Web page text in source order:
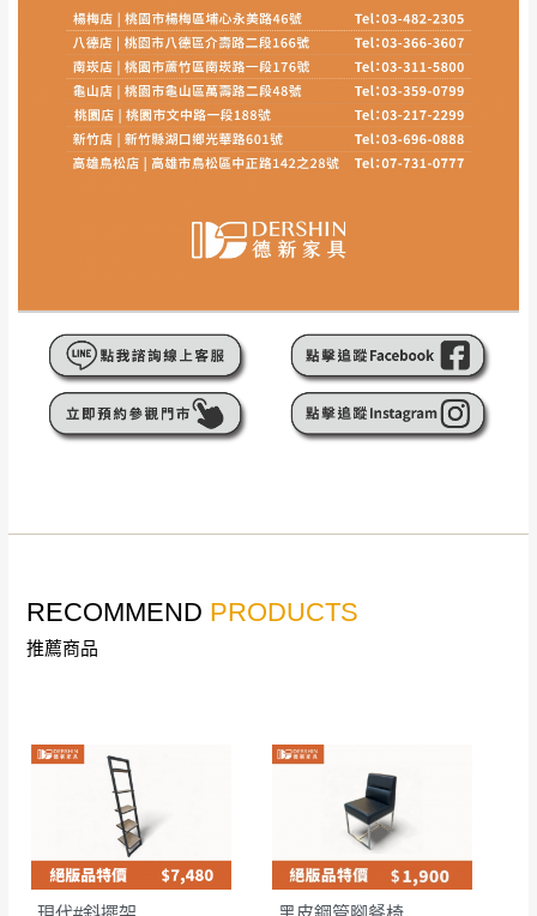
需以吊車或其他的吊掛方式吊運，費用將由買方自行
支付。
因大型傢俱有組裝、配送的問題，並非一般快速到貨
商品，無法指定特定時間送達，司機當天到貨前皆會
再與您通知，讓您不用整天在家等貨，以免浪費你的
寶貴時間。
事，而危及運送人員輸送之安全，本司得視狀況延後
或停止運送服務。
遇百貨周年慶期間，恕暫停百貨公司相關運送 》
無回收家具服務，若需回收家俱可聯絡當地請清潔隊
回收,免付費清運專線：0800-085-717
本公司部份商品無維修服務，超過7日鑑賞
期，商品使用年限，因客人使用習慣、居家
環境不同。若屬人為因素導致商品損壞、零
件短缺，則維修、搬運費用，需由消費者自
行吸收(另事先與消費者報價，消費者同意將
到貨7日內為鑑賞期(注意:鑑賞期非試用期)，
若非商品品質瑕疵問題於鑑賞期內退貨之情
如欲放置營業場所及公開場合之商品則無享
有商品一年保固之服務。
▪️訂單成立時請儘速於三日內完成付款，交易恕不
殺價，商品均已最低價格售出，且在特定時日會給
予保留(訂單自動取消)。
RECOMMEND PRODUCTS
推薦商品